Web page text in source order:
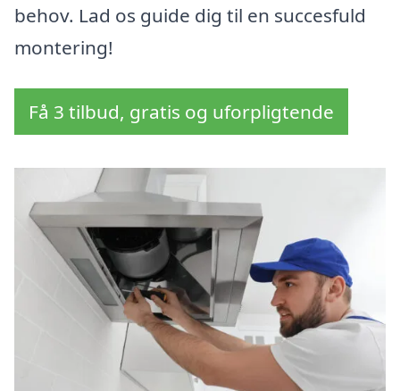
behov. Lad os guide dig til en succesfuld
montering!
Få 3 tilbud, gratis og uforpligtende